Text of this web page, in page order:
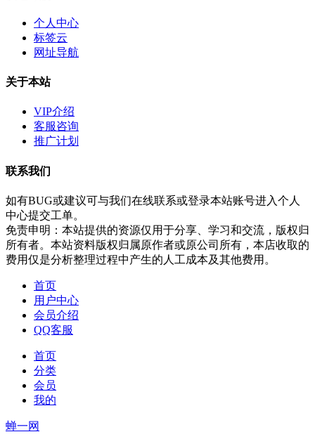
个人中心
标签云
网址导航
关于本站
VIP介绍
客服咨询
推广计划
联系我们
如有BUG或建议可与我们在线联系或登录本站账号进入个人
中心提交工单。
免责申明：本站提供的资源仅用于分享、学习和交流，版权归
所有者。本站资料版权归属原作者或原公司所有，本店收取的
费用仅是分析整理过程中产生的人工成本及其他费用。
首页
用户中心
会员介绍
QQ客服
首页
分类
会员
我的
蝉一网